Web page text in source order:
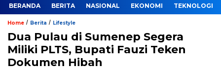
BERANDA BERITA NASIONAL EKONOMI TEKNOLOGI
Home / Berita / Lifestyle
Dua Pulau di Sumenep Segera
Miliki PLTS, Bupati Fauzi Teken
Dokumen Hibah